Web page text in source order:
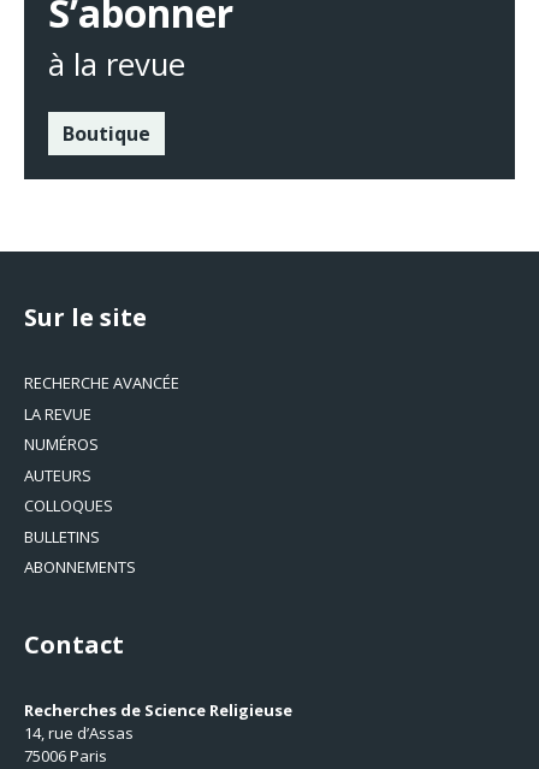
S’abonner
à la revue
Boutique
Sur le site
RECHERCHE AVANCÉE
LA REVUE
NUMÉROS
AUTEURS
COLLOQUES
BULLETINS
ABONNEMENTS
Contact
Recherches de Science Religieuse
14, rue d’Assas
75006 Paris